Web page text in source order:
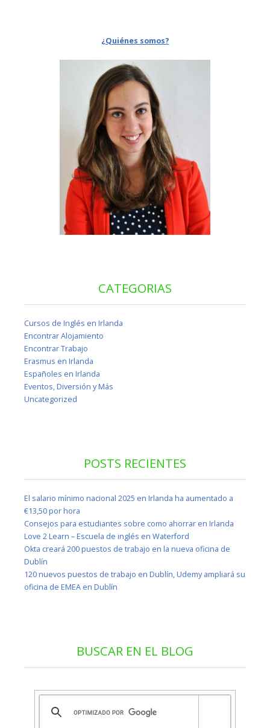
¿Quiénes somos?
CATEGORIAS
Cursos de Inglés en Irlanda
Encontrar Alojamiento
Encontrar Trabajo
Erasmus en Irlanda
Españoles en Irlanda
Eventos, Diversión y Más
Uncategorized
POSTS RECIENTES
El salario mínimo nacional 2025 en Irlanda ha aumentado a
€13,50 por hora
Consejos para estudiantes sobre como ahorrar en Irlanda
Love 2 Learn – Escuela de inglés en Waterford
Okta creará 200 puestos de trabajo en la nueva oficina de
Dublín
120 nuevos puestos de trabajo en Dublín, Udemy ampliará su
oficina de EMEA en Dublín
BUSCAR EN EL BLOG